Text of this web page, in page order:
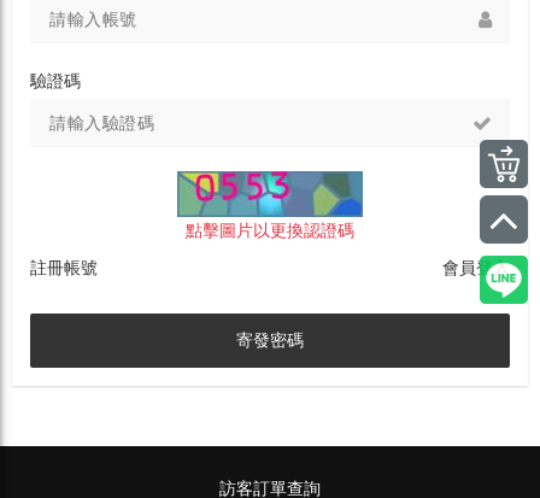
驗證碼
點擊圖片以更換認證碼
註冊帳號 會員登入
寄發密碼
訪客訂單查詢